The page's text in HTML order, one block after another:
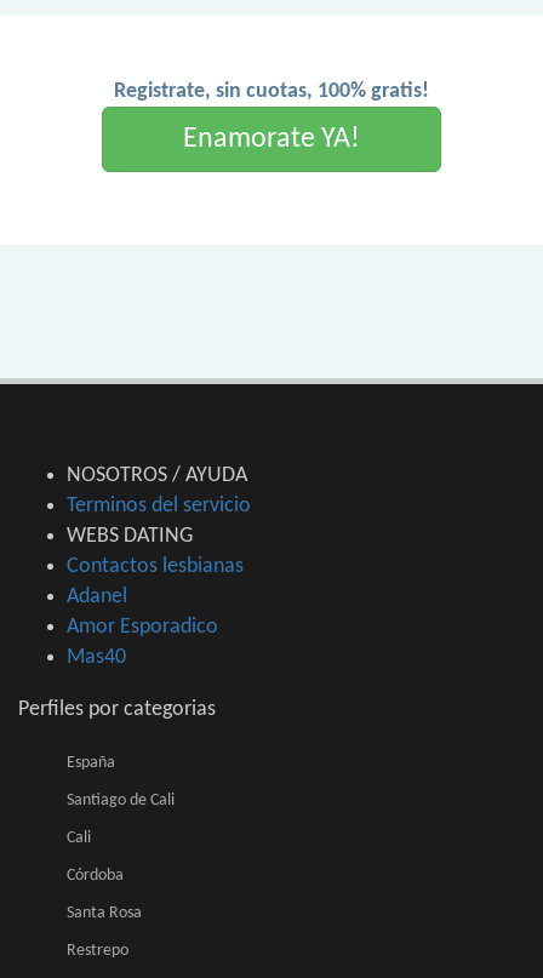
Registrate, sin cuotas, 100% gratis!
Enamorate YA!
NOSOTROS / AYUDA
Terminos del servicio
WEBS DATING
Contactos lesbianas
Adanel
Amor Esporadico
Mas40
Perfiles por categorias
España
Santiago de Cali
Cali
Córdoba
Santa Rosa
Restrepo